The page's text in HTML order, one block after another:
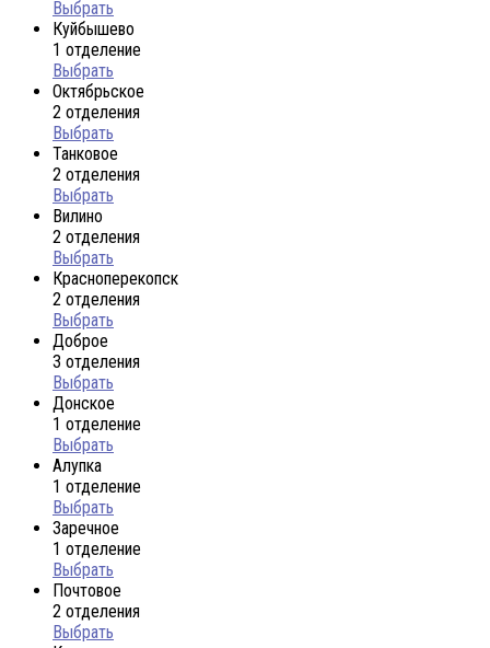
Выбрать
Куйбышево
1 отделение
Выбрать
Октябрьское
2 отделения
Выбрать
Танковое
2 отделения
Выбрать
Вилино
2 отделения
Выбрать
Красноперекопск
2 отделения
Выбрать
Доброе
3 отделения
Выбрать
Донское
1 отделение
Выбрать
Алупка
1 отделение
Выбрать
Заречное
1 отделение
Выбрать
Почтовое
2 отделения
Выбрать